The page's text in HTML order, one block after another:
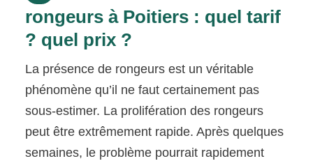
rongeurs à Poitiers : quel tarif
? quel prix ?
La présence de rongeurs est un véritable
phénomène qu’il ne faut certainement pas
sous-estimer. La prolifération des rongeurs
peut être extrêmement rapide. Après quelques
semaines, le problème pourrait rapidement